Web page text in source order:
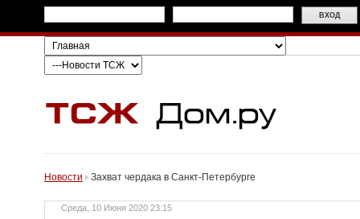
Новости Захват чердака в Санкт-Петербурге
Среда, 10 Июня 2020 23:15